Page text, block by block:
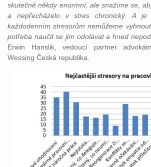
skutečně někdy enormní, ale snažíme se,
a nepřecházelo v stres chronický. A
každodenním stresorům nemůžeme
potřeba naučit se jim odolávat a hned
Erwin Hanslik, vedoucí partner
Wessing Česká republika.